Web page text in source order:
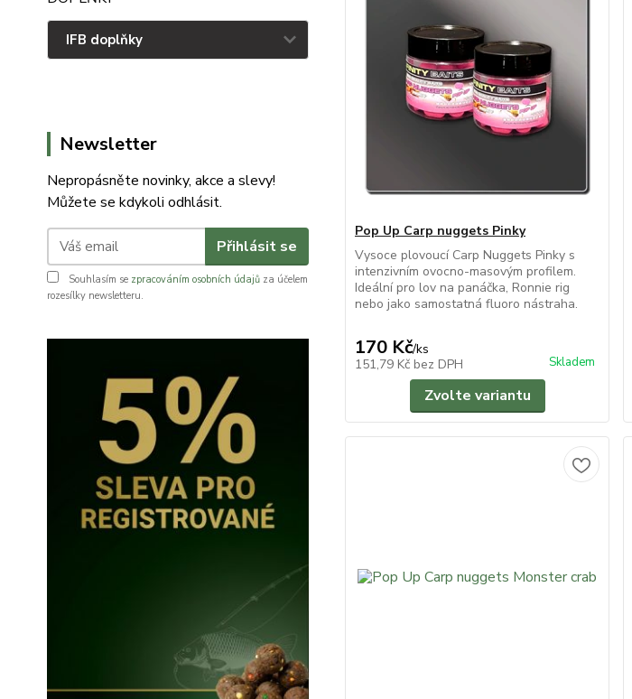
IFB doplňky
Newsletter
Nepropásněte novinky, akce a slevy!
Můžete se kdykoli odhlásit.
Přihlásit se
Souhlasím se zpracováním osobních údajů za účelem
rozesílky newsletteru.
Pop Up Carp nuggets Pinky
Vysoce plovoucí Carp Nuggets Pinky s
intenzivním ovocno-masovým profilem.
Ideální pro lov na panáčka, Ronnie rig
nebo jako samostatná fluoro nástraha.
170 Kč/ks
151,79 Kč bez DPH Skladem
Zvolte variantu